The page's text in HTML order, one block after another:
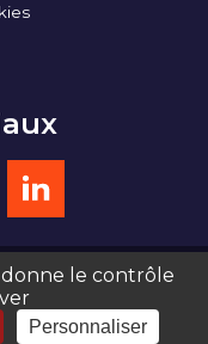
Serious Team 360°
donne le contrôle
Personnaliser